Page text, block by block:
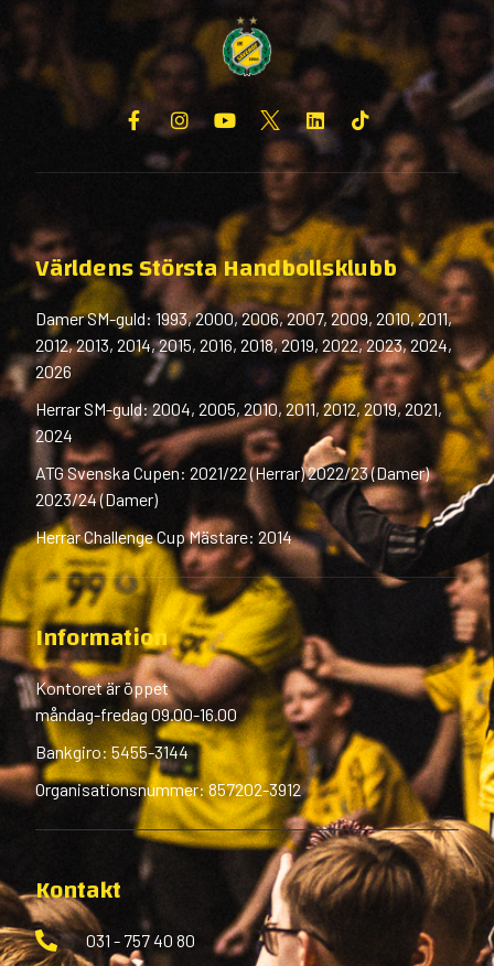
Världens Största Handbollsklubb
Damer SM-guld: 1993, 2000, 2006, 2007, 2009, 2010, 2011,
2012, 2013, 2014, 2015, 2016, 2018, 2019, 2022, 2023, 2024,
2026
Herrar SM-guld: 2004, 2005, 2010, 2011, 2012, 2019, 2021,
2024
ATG Svenska Cupen: 2021/22 (Herrar) 2022/23 (Damer)
2023/24 (Damer)
Herrar Challenge Cup Mästare: 2014
Information
Kontoret är öppet
måndag-fredag 09.00-16.00
Bankgiro: 5455-3144
Organisationsnummer: 857202-3912
Kontakt
031 - 757 40 80